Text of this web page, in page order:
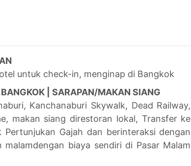
untuk check-in, menginap di Bangkok
| SARAPAN/MAKAN SIANG
Kanchanaburi Skywalk, Dead Railway,
makan siang direstoran lokal, Transfer ke
Gajah dan berinteraksi dengan
malamdengan biaya sendiri di Pasar Malam